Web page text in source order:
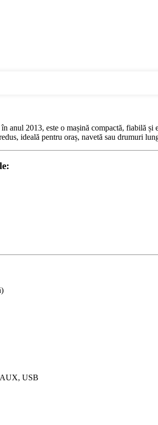
anul 2013, este o mașină compactă, fiabilă
ideală pentru oraș, navetă sau drumuri
AUX, USB